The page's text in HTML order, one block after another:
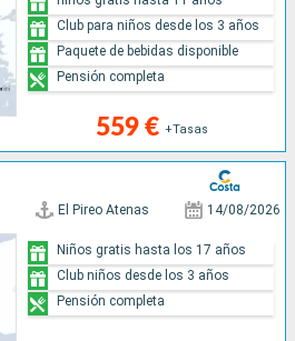
559 € +Tasas
Club para niños desde los 3 años
Paquete de bebidas disponible
Pensión completa
El Pireo Atenas 14/08/2026
Niños gratis hasta los 17 años
Club niños desde los 3 años
Pensión completa